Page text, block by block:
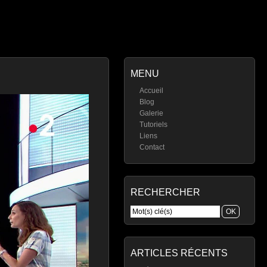
MENU
Accueil
Blog
Galerie
Tutoriels
Liens
Contact
RECHERCHER
ARTICLES RÉCENTS